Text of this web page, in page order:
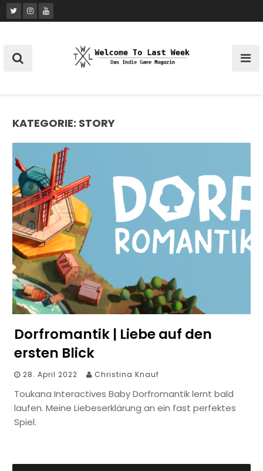
Skip
to
KATEGORIE: STORY
Dorfromantik | Liebe auf den
ersten Blick
28. April 2022 Christina Knauf
Toukana Interactives Baby Dorfromantik lernt bald
laufen. Meine Liebeserklärung an ein fast perfektes
Spiel.